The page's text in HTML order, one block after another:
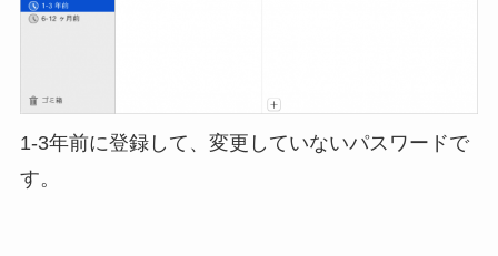
1-3年前に登録して、変更していないパスワードで
す。